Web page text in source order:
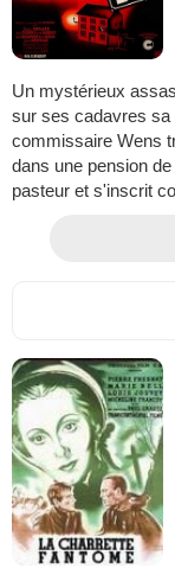
Un mystérieux
sur ses cadavres sa
commissaire Wens
dans une pension
pasteur et s'inscrit